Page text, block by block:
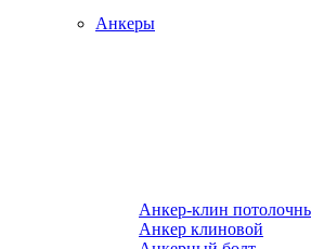
Анкеры
Анкер-клин
Анкер клиновой